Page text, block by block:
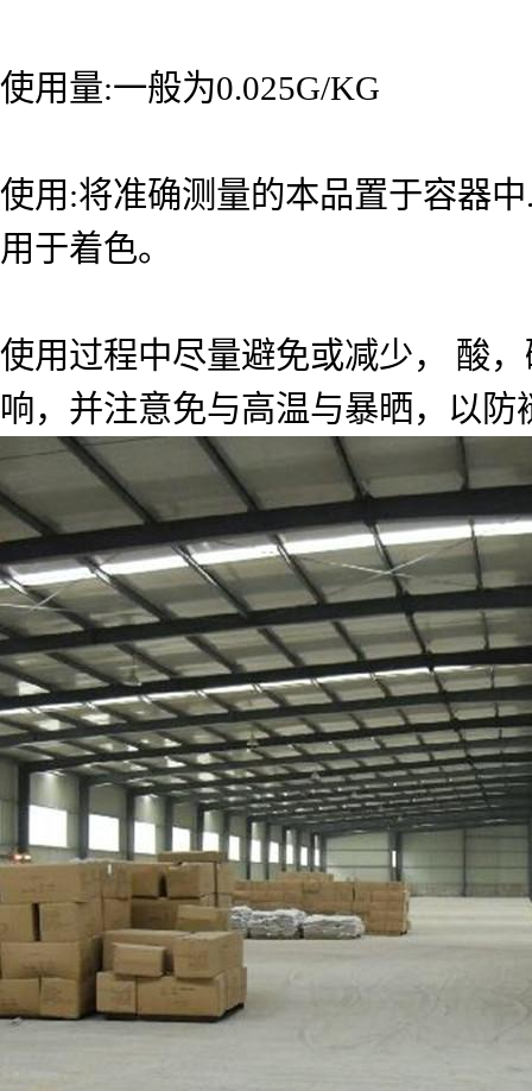
使用量:一般为0.025G/KG
使用:将准确测量的本品置于容器
用于着色。
使用过程中尽量避免或减少， 酸
响，并注意免与高温与暴晒，以防